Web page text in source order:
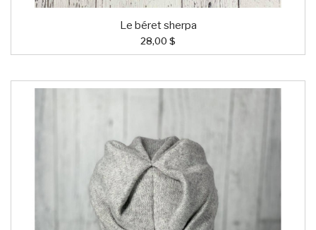
Le béret sherpa
28,00 $